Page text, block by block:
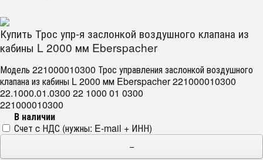
Купить Трос упр-я заслонкой воздушного клапана из
кабины L 2000 мм Eberspacher
Модель 221000010300 Трос управления заслонкой воздушного
клапана из кабины L 2000 мм Eberspacher 221000010300
22.1000.01.0300 22 1000 01 0300
221000010300
В наличии
Счет c НДС (нужны: E-mail + ИНН)
−